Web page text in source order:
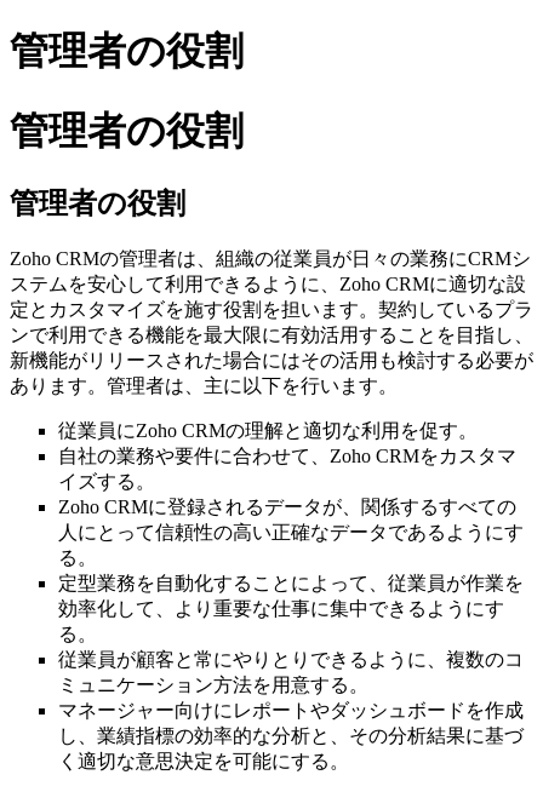
管理者の役割
管理者の役割
管理者の役割
Zoho CRMの管理者は、組織の従業員が日々の業務にCRMシ
ステムを安心して利用できるように、Zoho CRMに適切な設
定とカスタマイズを施す役割を担います。契約しているプラ
ンで利用できる機能を最大限に有効活用することを目指し、
新機能がリリースされた場合にはその活用も検討する必要が
あります。管理者は、主に以下を行います。
従業員にZoho CRMの理解と適切な利用を促す。
自社の業務や要件に合わせて、Zoho CRMをカスタマ
イズする。
Zoho CRMに登録されるデータが、関係するすべての
人にとって信頼性の高い正確なデータであるようにす
る。
定型業務を自動化することによって、従業員が作業を
効率化して、より重要な仕事に集中できるようにす
る。
従業員が顧客と常にやりとりできるように、複数のコ
ミュニケーション方法を用意する。
マネージャー向けにレポートやダッシュボードを作成
し、業績指標の効率的な分析と、その分析結果に基づ
く適切な意思決定を可能にする。